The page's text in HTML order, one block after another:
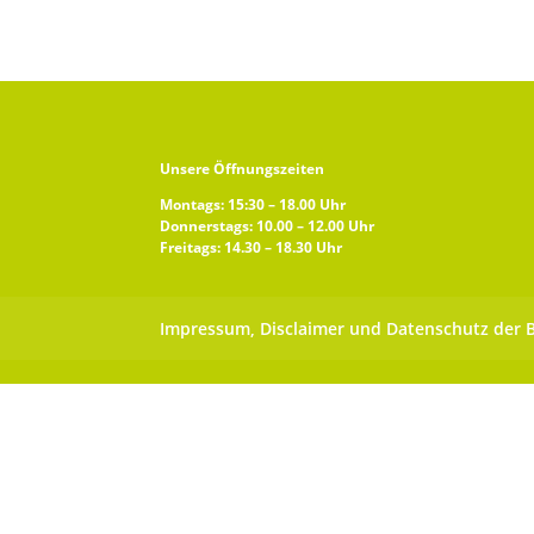
Unsere Öffnungszeiten
Montags: 15:30 – 18.00 Uhr
Donnerstags: 10.00 – 12.00 Uhr
Freitags: 14.30 – 18.30 Uhr
Impressum, Disclaimer und Datenschutz der